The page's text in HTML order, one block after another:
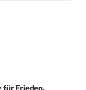
für Frieden,